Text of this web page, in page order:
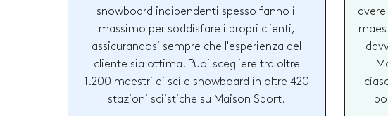
snowboard indipendenti spesso fanno il
massimo per soddisfare i propri clienti,
assicurandosi sempre che l'esperienza del
cliente sia ottima. Puoi scegliere tra oltre
1.200 maestri di sci e snowboard in oltre 420
stazioni sciistiche su Maison Sport.